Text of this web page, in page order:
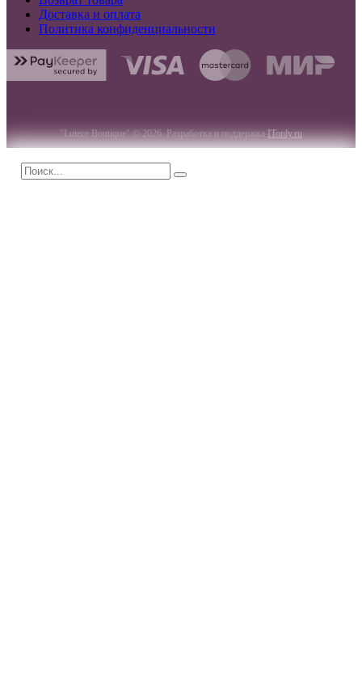
Доставка и оплата
Политика конфиденциальности
"Lutece Boutique" © 2026. Разработка и поддержкаITonly.ru